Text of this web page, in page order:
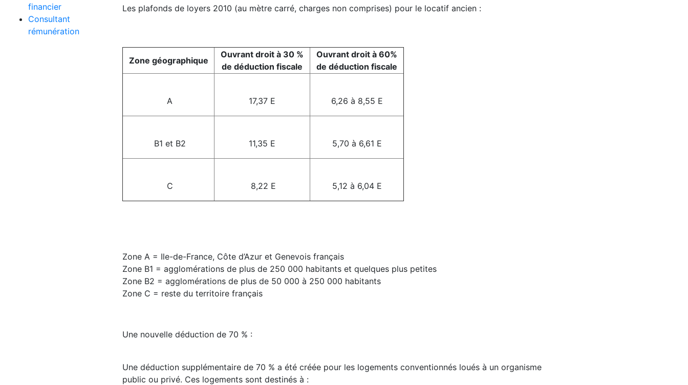
financier
Consultant
rémunération
Les plafonds de loyers 2010 (au mètre carré, charges non comprises) pour le locatif ancien :
Zone géographique
Ouvrant droit à 30 %
de déduction fiscale
Ouvrant droit à 60%
de déduction fiscale
A 17,37 E 6,26 à 8,55 E
B1 et B2 11,35 E 5,70 à 6,61 E
C 8,22 E 5,12 à 6,04 E
Zone A = Ile-de-France, Côte d’Azur et Genevois français
Zone B1 = agglomérations de plus de 250 000 habitants et quelques plus petites
Zone B2 = agglomérations de plus de 50 000 à 250 000 habitants
Zone C = reste du territoire français
Une nouvelle déduction de 70 % :
Une déduction supplémentaire de 70 % a été créée pour les logements conventionnés loués à un organisme
public ou privé. Ces logements sont destinés à :